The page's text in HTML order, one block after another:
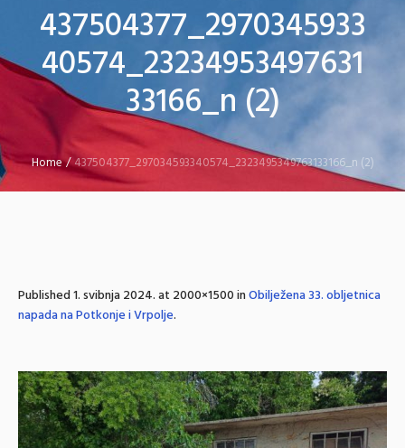
437504377_2970345933
40574_23234953497631
33166_n (2)
Home/437504377_297034593340574_2323495349763133166_n (2)
Published1. svibnja 2024.at 2000×1500 inObilježena 33. obljetnica
napada na Potkonje i Vrpolje.